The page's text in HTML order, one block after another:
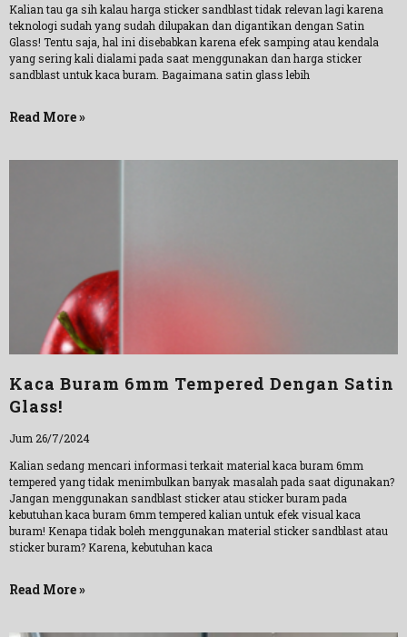
Kalian tau ga sih kalau harga sticker sandblast tidak relevan lagi karena
teknologi sudah yang sudah dilupakan dan digantikan dengan Satin
Glass! Tentu saja, hal ini disebabkan karena efek samping atau kendala
yang sering kali dialami pada saat menggunakan dan harga sticker
sandblast untuk kaca buram. Bagaimana satin glass lebih
Read More »
Kaca Buram 6mm Tempered Dengan Satin
Glass!
Jum 26/7/2024
Kalian sedang mencari informasi terkait material kaca buram 6mm
tempered yang tidak menimbulkan banyak masalah pada saat digunakan?
Jangan menggunakan sandblast sticker atau sticker buram pada
kebutuhan kaca buram 6mm tempered kalian untuk efek visual kaca
buram! Kenapa tidak boleh menggunakan material sticker sandblast atau
sticker buram? Karena, kebutuhan kaca
Read More »